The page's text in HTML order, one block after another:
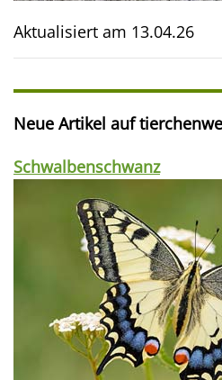
Aktualisiert am 13.04.26
Neue Artikel auf
Schwalbenschwanz